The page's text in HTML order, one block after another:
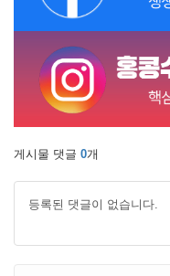
게시물 댓글 0개
등록된 댓글이 없습니다.